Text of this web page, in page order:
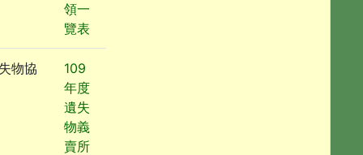
領一
覽表
物協
109
年度
遺失
物義
賣所